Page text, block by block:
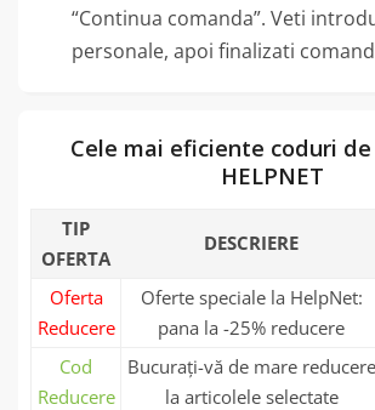
“Continua comanda”. Veti
personale, apoi finalizati
Cele mai eficiente coduri
HELPNET
TIP
OFERTA
DESCRIERE
Oferta
Reducere
Oferte speciale la HelpNet:
pana la -25% reducere
Cod
Reducere
Bucurați-vă de mare reducere
la articolele selectate